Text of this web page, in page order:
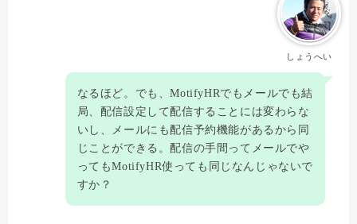
しょうへい
なるほど。でも、MotifyHRでもメールでも結
局、配信設定して配信することには変わらな
いし、メールにも配信予約機能があるから同
じことができる。配信の手間ってメールでや
ってもMotifyHR使っても同じなんじゃないで
すか？